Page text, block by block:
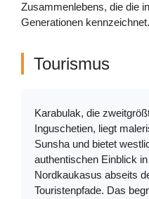
Zusammenlebens, die die
Generationen kennzeichnet.
Tourismus
Karabulak, die
Inguschetien, liegt
Sunsha und bietet
authentischen Einblick
Nordkaukasus abseits
Touristenpfade. Das